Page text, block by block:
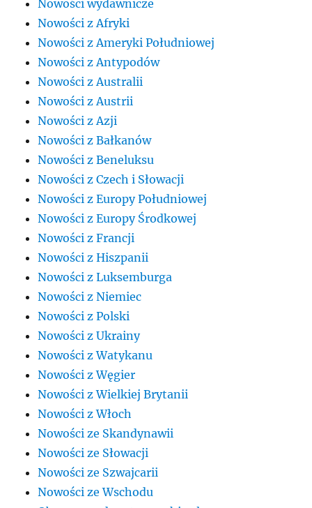
Nowości wydawnicze
Nowości z Afryki
Nowości z Ameryki Południowej
Nowości z Antypodów
Nowości z Australii
Nowości z Austrii
Nowości z Azji
Nowości z Bałkanów
Nowości z Beneluksu
Nowości z Czech i Słowacji
Nowości z Europy Południowej
Nowości z Europy Środkowej
Nowości z Francji
Nowości z Hiszpanii
Nowości z Luksemburga
Nowości z Niemiec
Nowości z Polski
Nowości z Ukrainy
Nowości z Watykanu
Nowości z Węgier
Nowości z Wielkiej Brytanii
Nowości z Włoch
Nowości ze Skandynawii
Nowości ze Słowacji
Nowości ze Szwajcarii
Nowości ze Wschodu